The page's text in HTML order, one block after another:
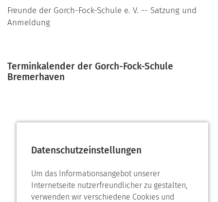
Datenschutzeinstellungen
Um das Informationsangebot unserer
Internetseite nutzerfreundlicher zu gestalten,
verwenden wir verschiedene Cookies und
Freunde der Gorch-Fock-Schule e. V. -- Satzung und
Anmeldung
Terminkalender der Gorch-Fock-Schule
Bremerhaven